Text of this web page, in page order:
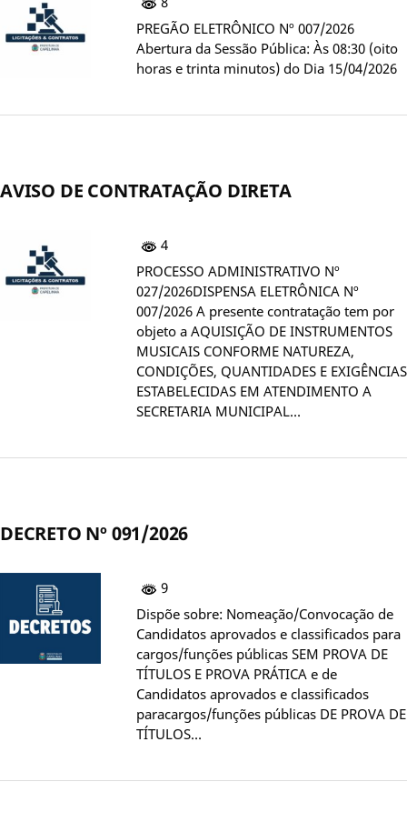
PREGÃO ELETRÔNICO Nº 007/2026
Abertura da Sessão Pública: Às 08:30 (oito
horas e trinta minutos) do Dia 15/04/2026
AVISO DE CONTRATAÇÃO DIRETA
4
PROCESSO ADMINISTRATIVO Nº
027/2026DISPENSA ELETRÔNICA Nº
007/2026 A presente contratação tem por
objeto a AQUISIÇÃO DE INSTRUMENTOS
MUSICAIS CONFORME NATUREZA,
CONDIÇÕES, QUANTIDADES E EXIGÊNCIAS
ESTABELECIDAS EM ATENDIMENTO A
SECRETARIA MUNICIPAL…
DECRETO Nº 091/2026
9
Dispõe sobre: Nomeação/Convocação de
Candidatos aprovados e classificados para
cargos/funções públicas SEM PROVA DE
TÍTULOS E PROVA PRÁTICA e de
Candidatos aprovados e classificados
paracargos/funções públicas DE PROVA DE
TÍTULOS…